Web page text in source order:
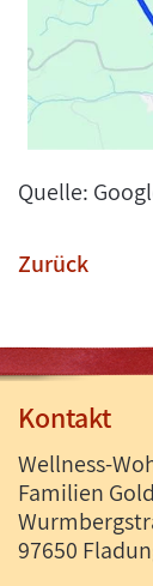
Quelle:
Zurück
Kontakt
Wellness-
Familien
97650